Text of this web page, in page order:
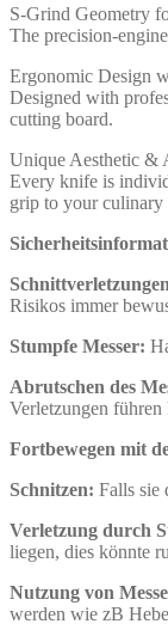
S-Grind Geometry
The precision-
Ergonomic Design
Designed with
cutting board.
Unique Aesthetic &
Every knife is
grip to your culinary
Risikos immer
Stumpfe Messer:
Abrutschen des
Verletzungen
Fortbewegen mit
Schnitzen: Falls sie
Verletzung durch
liegen, dies könnte
Nutzung von
werden wie zB